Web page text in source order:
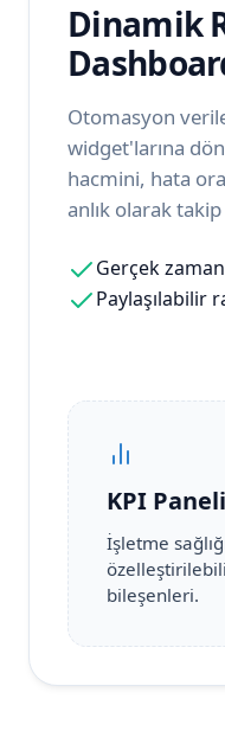
Dinamik
Otomasyon
widget'larına
hacmini, hata
anlık olarak
Gerçek
Paylaşılabilir
KPI Paneli
İşletme
bileşenleri.